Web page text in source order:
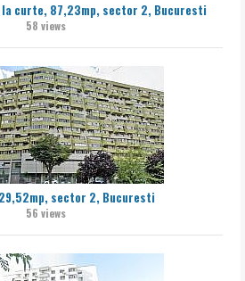
curte, 87,23mp, sector 2, Bucuresti
58 views
sector 2, Bucuresti
56 views